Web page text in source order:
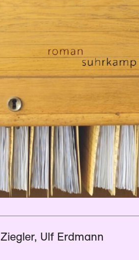
Ziegler, Ulf Erdmann